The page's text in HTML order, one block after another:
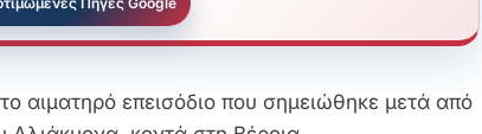
αιματηρό επεισόδιο που σημειώθηκε μετά από